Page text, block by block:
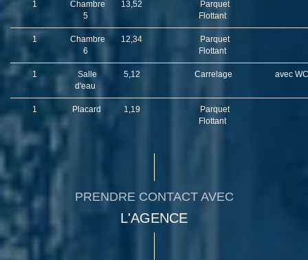
1
Chambre
5
13,52
Parquet
Flottant
1
Chambre
6
12,34
Parquet
Flottant
1
Salle
d'eau
5,12 Carrelage avec
1 Placard 1,19
Parquet
Flottant
PRENDRE CONTACT AVEC
L'AGENCE